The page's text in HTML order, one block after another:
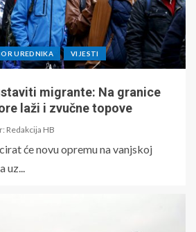
UREDNIKA VIJESTI
migrante: Na granice
laži i zvučne topove
Redakcija HB
će novu opremu na vanjskoj
uz...